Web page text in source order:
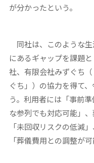
が分かったという。
同社は、このような
にあるギャップを課題
社、有限会社みずぐち
ぐち」）の協力を得て
う。利用者には「事前
な参列でも対応可能」
「未回収リスクの低減
「葬儀費用との調整が